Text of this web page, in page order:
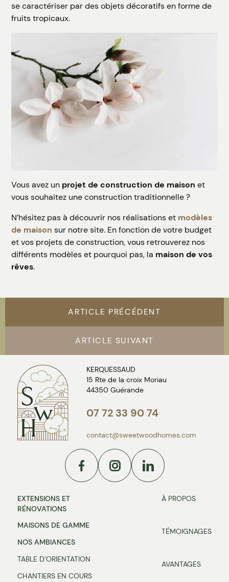
se caractériser par des objets décoratifs en forme de
fruits tropicaux.
Vous avez un projet de construction de maison et
vous souhaitez une construction traditionnelle ?
N’hésitez pas à découvrir nos réalisations et modèles
de maison sur notre site. En fonction de votre budget
et vos projets de construction, vous retrouverez nos
différents modèles et pourquoi pas, la maison de vos
rêves.
ARTICLE PRÉCÉDENT
ARTICLE SUIVANT
KERQUESSAUD
15 Rte de la croix Moriau
44350 Guérande
07 72 33 90 74
contact@sweetwoodhomes.com
Facebook Instagram
EXTENSIONS ET
RÉNOVATIONS
MAISONS DE GAMME
NOS AMBIANCES
TABLE D’ORIENTATION
CHANTIERS EN COURS
À PROPOS
TÉMOIGNAGES
AVANTAGES